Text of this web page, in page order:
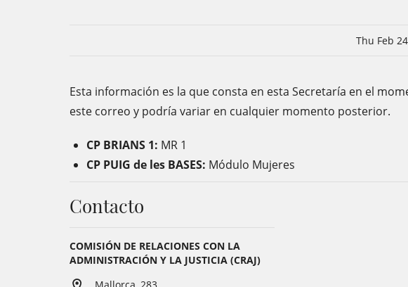
Thu Feb
Esta información es la que consta en esta Secretaría en el
este correo y podría variar en cualquier momento posterior.
CP BRIANS 1: MR 1
CP PUIG de les BASES: Módulo Mujeres
Contacto
COMISIÓN DE RELACIONES CON LA
ADMINISTRACIÓN Y LA JUSTICIA (CRAJ)